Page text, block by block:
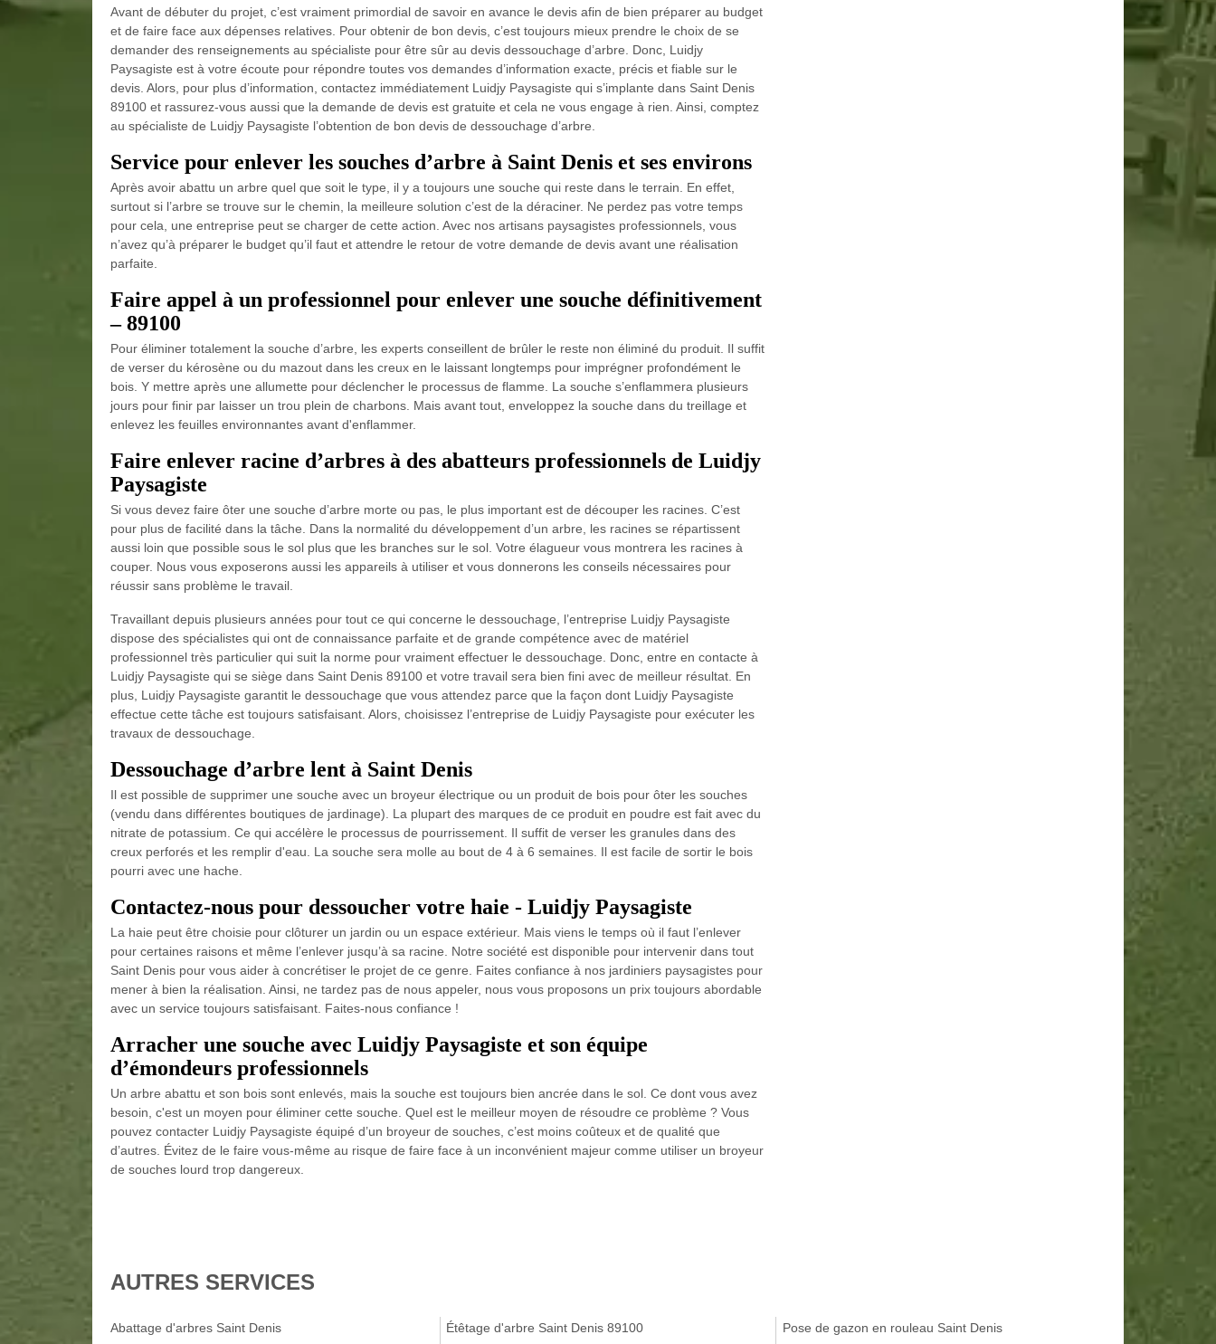
Avant de débuter du projet, c’est vraiment primordial de savoir en avance le devis afin de bien préparer au budget
et de faire face aux dépenses relatives. Pour obtenir de bon devis, c’est toujours mieux prendre le choix de se
demander des renseignements au spécialiste pour être sûr au devis dessouchage d’arbre. Donc, Luidjy
Paysagiste est à votre écoute pour répondre toutes vos demandes d’information exacte, précis et fiable sur le
devis. Alors, pour plus d’information, contactez immédiatement Luidjy Paysagiste qui s’implante dans Saint Denis
89100 et rassurez-vous aussi que la demande de devis est gratuite et cela ne vous engage à rien. Ainsi, comptez
au spécialiste de Luidjy Paysagiste l’obtention de bon devis de dessouchage d’arbre.
Service pour enlever les souches d’arbre à Saint Denis et ses environs
Après avoir abattu un arbre quel que soit le type, il y a toujours une souche qui reste dans le terrain. En effet,
surtout si l’arbre se trouve sur le chemin, la meilleure solution c’est de la déraciner. Ne perdez pas votre temps
pour cela, une entreprise peut se charger de cette action. Avec nos artisans paysagistes professionnels, vous
n’avez qu’à préparer le budget qu’il faut et attendre le retour de votre demande de devis avant une réalisation
parfaite.
Faire appel à un professionnel pour enlever une souche définitivement
– 89100
Pour éliminer totalement la souche d’arbre, les experts conseillent de brûler le reste non éliminé du produit. Il suffit
de verser du kérosène ou du mazout dans les creux en le laissant longtemps pour imprégner profondément le
bois. Y mettre après une allumette pour déclencher le processus de flamme. La souche s’enflammera plusieurs
jours pour finir par laisser un trou plein de charbons. Mais avant tout, enveloppez la souche dans du treillage et
enlevez les feuilles environnantes avant d'enflammer.
Faire enlever racine d’arbres à des abatteurs professionnels de Luidjy
Paysagiste
Si vous devez faire ôter une souche d’arbre morte ou pas, le plus important est de découper les racines. C’est
pour plus de facilité dans la tâche. Dans la normalité du développement d’un arbre, les racines se répartissent
aussi loin que possible sous le sol plus que les branches sur le sol. Votre élagueur vous montrera les racines à
couper. Nous vous exposerons aussi les appareils à utiliser et vous donnerons les conseils nécessaires pour
réussir sans problème le travail.
Travaillant depuis plusieurs années pour tout ce qui concerne le dessouchage, l’entreprise Luidjy Paysagiste
dispose des spécialistes qui ont de connaissance parfaite et de grande compétence avec de matériel
professionnel très particulier qui suit la norme pour vraiment effectuer le dessouchage. Donc, entre en contacte à
Luidjy Paysagiste qui se siège dans Saint Denis 89100 et votre travail sera bien fini avec de meilleur résultat. En
plus, Luidjy Paysagiste garantit le dessouchage que vous attendez parce que la façon dont Luidjy Paysagiste
effectue cette tâche est toujours satisfaisant. Alors, choisissez l’entreprise de Luidjy Paysagiste pour exécuter les
travaux de dessouchage.
Dessouchage d’arbre lent à Saint Denis
Il est possible de supprimer une souche avec un broyeur électrique ou un produit de bois pour ôter les souches
(vendu dans différentes boutiques de jardinage). La plupart des marques de ce produit en poudre est fait avec du
nitrate de potassium. Ce qui accélère le processus de pourrissement. Il suffit de verser les granules dans des
creux perforés et les remplir d'eau. La souche sera molle au bout de 4 à 6 semaines. Il est facile de sortir le bois
pourri avec une hache.
Contactez-nous pour dessoucher votre haie - Luidjy Paysagiste
La haie peut être choisie pour clôturer un jardin ou un espace extérieur. Mais viens le temps où il faut l’enlever
pour certaines raisons et même l’enlever jusqu’à sa racine. Notre société est disponible pour intervenir dans tout
Saint Denis pour vous aider à concrétiser le projet de ce genre. Faites confiance à nos jardiniers paysagistes pour
mener à bien la réalisation. Ainsi, ne tardez pas de nous appeler, nous vous proposons un prix toujours abordable
avec un service toujours satisfaisant. Faites-nous confiance !
Arracher une souche avec Luidjy Paysagiste et son équipe
d’émondeurs professionnels
Un arbre abattu et son bois sont enlevés, mais la souche est toujours bien ancrée dans le sol. Ce dont vous avez
besoin, c'est un moyen pour éliminer cette souche. Quel est le meilleur moyen de résoudre ce problème ? Vous
pouvez contacter Luidjy Paysagiste équipé d’un broyeur de souches, c’est moins coûteux et de qualité que
d’autres. Évitez de le faire vous-même au risque de faire face à un inconvénient majeur comme utiliser un broyeur
de souches lourd trop dangereux.
AUTRES SERVICES
Abattage d'arbres Saint Denis
Étêtage d'arbre Saint Denis 89100
Pose de gazon en rouleau Saint Denis